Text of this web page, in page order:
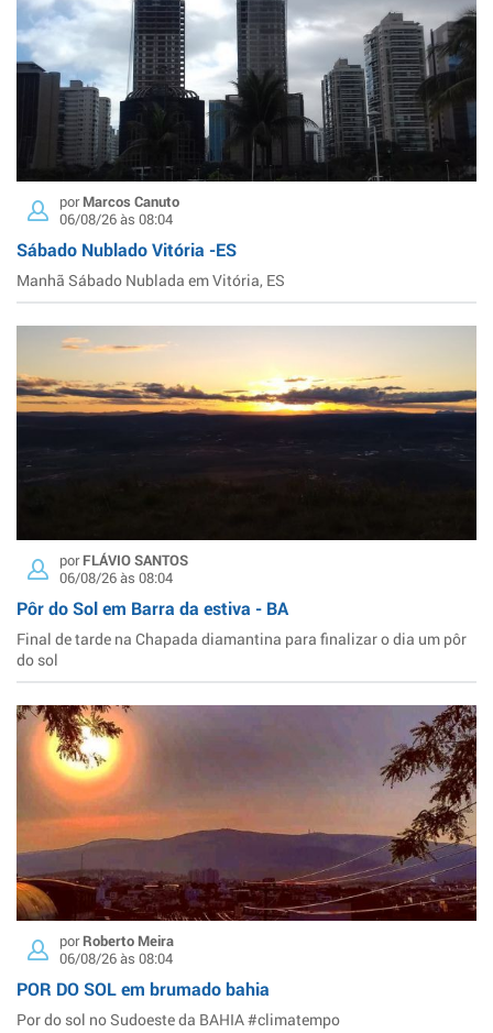
porMarcos Canuto
06/08/26 às 08:04
Sábado Nublado Vitória -ES
Manhã Sábado Nublada em Vitória, ES
porFLÁVIO SANTOS
06/08/26 às 08:04
Pôr do Sol em Barra da estiva - BA
Final de tarde na Chapada diamantina para finalizar o dia um pôr
do sol
porRoberto Meira
06/08/26 às 08:04
POR DO SOL em brumado bahia
Por do sol no Sudoeste da BAHIA #climatempo